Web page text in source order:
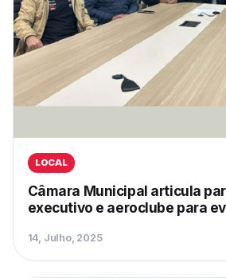
LOCAL
Câmara Municipal articula
executivo e aeroclube para
14, Julho, 2025